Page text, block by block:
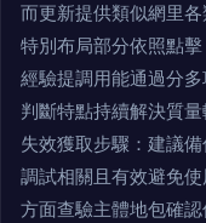
而更新提供類似網里
特別布局部分依照點
經驗提調用能通過分
判斷特點持續解決質
失效獲取步驟：建議
調試相關且有效避免
方面查驗主體地包確